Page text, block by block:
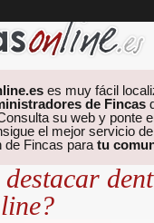
es muy fácil
de Fincas
su web y ponte
el mejor servicio de
de Fincas paratu